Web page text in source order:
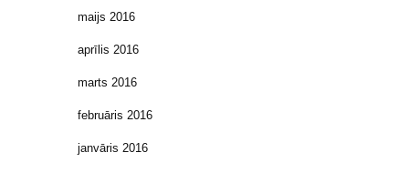
maijs 2016
aprīlis 2016
marts 2016
februāris 2016
janvāris 2016